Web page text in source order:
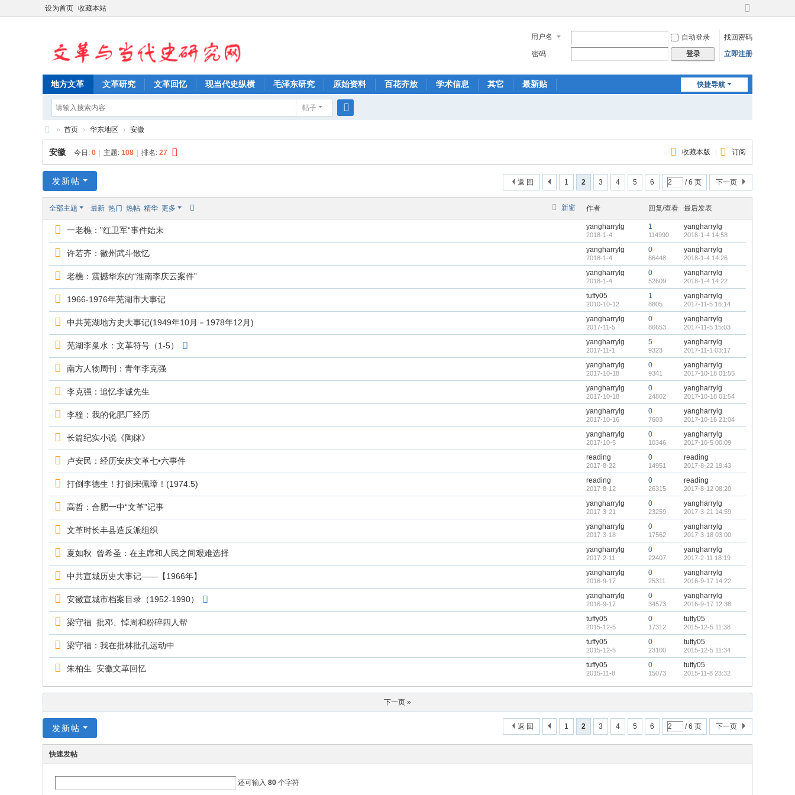
设为首页 收藏本站
切
到
宽
用户名 自动登录
找回密码
密码
登录 立即注册
快捷导航
地方文革 文革研究 文革回忆 现当代史纵横 毛泽东研究 原始资料 百花齐放 学术信息 其它 最新贴
帖子
索
文
革
当
究
» 首页 › 华东地区 › 安徽
收藏本版 订阅
安徽 今日: 0 主题: 108 排名: 27
1 2 3 4 5 6 / 6 页 下一页
返 回
发新帖
新窗
全部主题 最新 热门 热帖 精华 更多 作者 回复/查看 最后发表
一老樵：”红卫军“事件始末 yangharrylg
2018-1-4
1
114990
yangharrylg
2018-1-4 14:58
许若齐：徽州武斗散忆 yangharrylg
2018-1-4
0
86448
yangharrylg
2018-1-4 14:26
老樵：震撼华东的“淮南李庆云案件” yangharrylg
2018-1-4
0
52609
yangharrylg
2018-1-4 14:22
1966-1976年芜湖市大事记 tuffy05
2010-10-12
1
8805
yangharrylg
2017-11-5 16:14
中共芜湖地方史大事记(1949年10月－1978年12月) yangharrylg
2017-11-5
0
86653
yangharrylg
2017-11-5 15:03
芜湖李巢水：文革符号（1-5） yangharrylg
2017-11-1
5
9323
yangharrylg
2017-11-1 03:17
南方人物周刊：青年李克强 yangharrylg
2017-10-18
0
9341
yangharrylg
2017-10-18 01:55
李克强：追忆李诚先生 yangharrylg
2017-10-18
0
24802
yangharrylg
2017-10-18 01:54
李橦：我的化肥厂经历 yangharrylg
2017-10-16
0
7603
yangharrylg
2017-10-16 21:04
长篇纪实小说《陶栤》 yangharrylg
2017-10-5
0
10346
yangharrylg
2017-10-5 00:09
卢安民：经历安庆文革七•六事件 reading
2017-8-22
0
14951
reading
2017-8-22 19:43
打倒李德生！打倒宋佩璋！(1974.5) reading
2017-8-12
0
26315
reading
2017-8-12 08:20
高哲：合肥一中“文革”记事 yangharrylg
2017-3-21
0
23259
yangharrylg
2017-3-21 14:59
文革时长丰县造反派组织 yangharrylg
2017-3-18
0
17562
yangharrylg
2017-3-18 03:00
夏如秋 曾希圣：在主席和人民之间艰难选择 yangharrylg
2017-2-11
0
22407
yangharrylg
2017-2-11 18:19
中共宣城历史大事记——【1966年】 yangharrylg
2016-9-17
0
25311
yangharrylg
2016-9-17 14:22
安徽宣城市档案目录（1952-1990） yangharrylg
2016-9-17
0
34573
yangharrylg
2016-9-17 12:38
梁守福 批邓、悼周和粉碎四人帮 tuffy05
2015-12-5
0
17312
tuffy05
2015-12-5 11:38
梁守福：我在批林批孔运动中 tuffy05
2015-12-5
0
23100
tuffy05
2015-12-5 11:34
朱柏生 安徽文革回忆 tuffy05
2015-11-8
0
15073
tuffy05
2015-11-8 23:32
下一页 »
1 2 3 4 5 6 / 6 页 下一页
返 回
发新帖
快速发帖
还可输入 80 个字符